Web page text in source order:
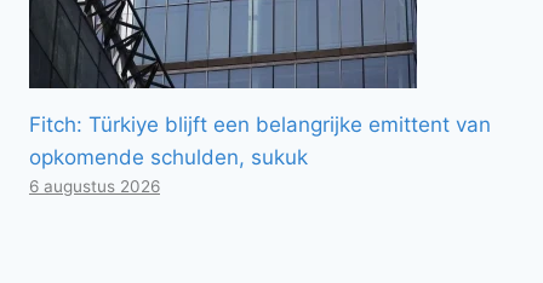
Fitch: Türkiye blijft een belangrijke emittent van
opkomende schulden, sukuk
6 augustus 2026